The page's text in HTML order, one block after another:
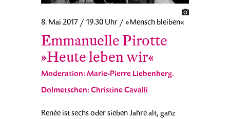
8. Mai 2017 / 19.30 Uhr / »Mensch bleiben«
Emmanuelle Pirotte
»Heute leben wir«
Moderation: Marie-Pierre Liebenberg.
Dolmetschen: Christine Cavalli
Renée ist sechs oder sieben Jahre alt, ganz